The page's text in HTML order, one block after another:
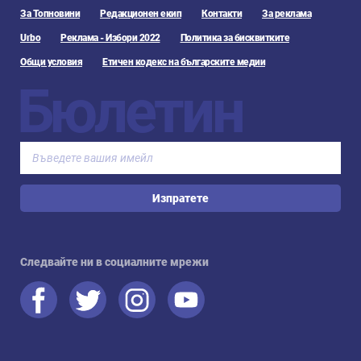
За Топновини Редакционен екип Контакти За реклама
Urbo Реклама - Избори 2022 Политика за бисквитките
Общи условия Етичен кодекс на българските медии
Бюлетин
Изпратете
Следвайте ни в социалните мрежи